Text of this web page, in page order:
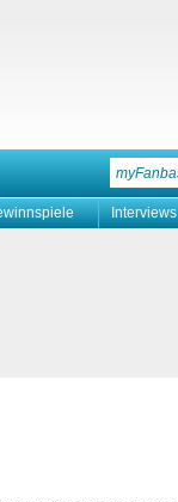
Interviews